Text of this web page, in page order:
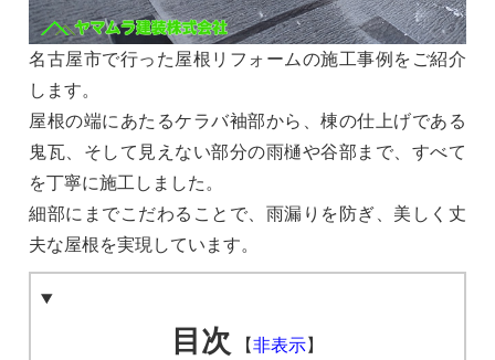
名古屋市で行った屋根リフォームの施工事例をご紹介
します。
屋根の端にあたるケラバ袖部から、棟の仕上げである
鬼瓦、そして見えない部分の雨樋や谷部まで、すべて
を丁寧に施工しました。
細部にまでこだわることで、雨漏りを防ぎ、美しく丈
夫な屋根を実現しています。
目次 【非表示】